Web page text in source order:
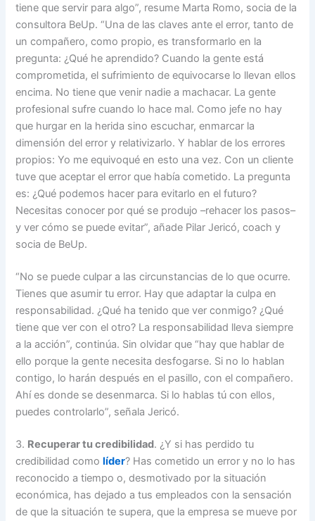
tiene que servir para algo”, resume Marta Romo, socia de la
consultora BeUp. “Una de las claves ante el error, tanto de
un compañero, como propio, es transformarlo en la
pregunta: ¿Qué he aprendido? Cuando la gente está
comprometida, el sufrimiento de equivocarse lo llevan ellos
encima. No tiene que venir nadie a machacar. La gente
profesional sufre cuando lo hace mal. Como jefe no hay
que hurgar en la herida sino escuchar, enmarcar la
dimensión del error y relativizarlo. Y hablar de los errores
propios: Yo me equivoqué en esto una vez. Con un cliente
tuve que aceptar el error que había cometido. La pregunta
es: ¿Qué podemos hacer para evitarlo en el futuro?
Necesitas conocer por qué se produjo –rehacer los pasos–
y ver cómo se puede evitar”, añade Pilar Jericó, coach y
socia de BeUp.
“No se puede culpar a las circunstancias de lo que ocurre.
Tienes que asumir tu error. Hay que adaptar la culpa en
responsabilidad. ¿Qué ha tenido que ver conmigo? ¿Qué
tiene que ver con el otro? La responsabilidad lleva siempre
a la acción”, continúa. Sin olvidar que “hay que hablar de
ello porque la gente necesita desfogarse. Si no lo hablan
contigo, lo harán después en el pasillo, con el compañero.
Ahí es donde se desenmarca. Si lo hablas tú con ellos,
puedes controlarlo”, señala Jericó.
3. Recuperar tu credibilidad. ¿Y si has perdido tu
credibilidad comolíder? Has cometido un error y no lo has
reconocido a tiempo o, desmotivado por la situación
económica, has dejado a tus empleados con la sensación
de que la situación te supera, que la empresa se mueve por